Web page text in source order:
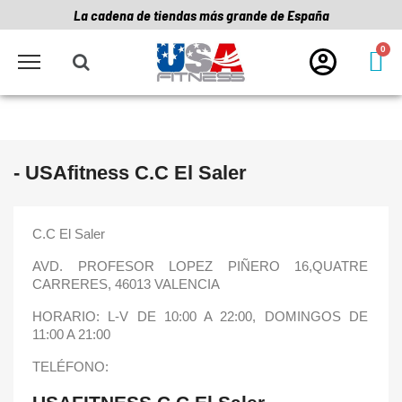
La cadena de tiendas más grande de España
- USAfitness C.C El Saler
C.C El Saler
AVD. PROFESOR LOPEZ PIÑERO 16,QUATRE
CARRERES, 46013 VALENCIA
HORARIO: L-V DE 10:00 A 22:00, DOMINGOS DE
11:00 A 21:00
TELÉFONO: